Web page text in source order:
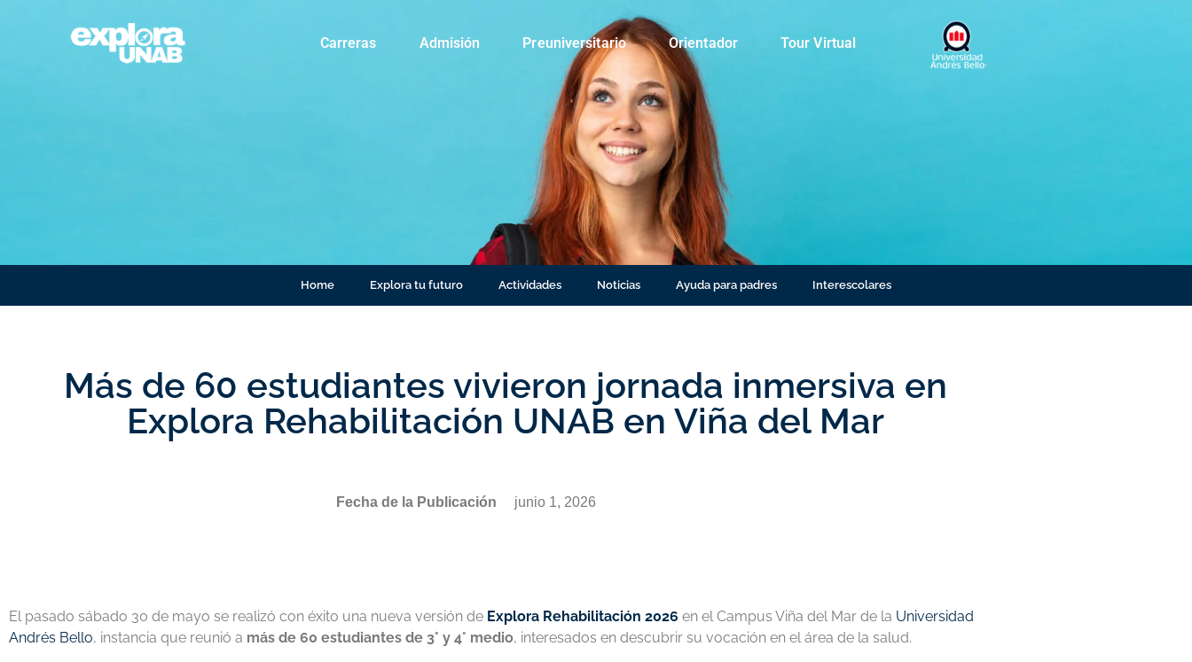
Carreras Admisión Preuniversitario Orientador Tour Virtual
Home Explora tu futuro Actividades Noticias Ayuda para padres Interescolares
Más de 60 estudiantes vivieron jornada inmersiva en
Explora Rehabilitación UNAB en Viña del Mar
Fecha de la Publicación junio 1, 2026
El pasado sábado 30 de mayo se realizó con éxito una nueva versión de Explora Rehabilitación 2026 en el Campus Viña del Mar de la Universidad
Andrés Bello, instancia que reunió a más de 60 estudiantes de 3° y 4° medio, interesados en descubrir su vocación en el área de la salud.